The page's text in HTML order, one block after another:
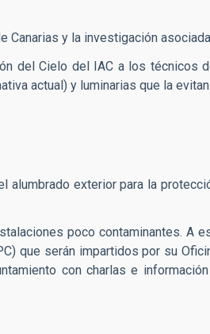
Canarias y la investigación
del Cielo del IAC a los técnicos
actual) y luminarias que la evitan.
alumbrado exterior para la
poco contaminantes. A
que serán impartidos por su
con charlas e